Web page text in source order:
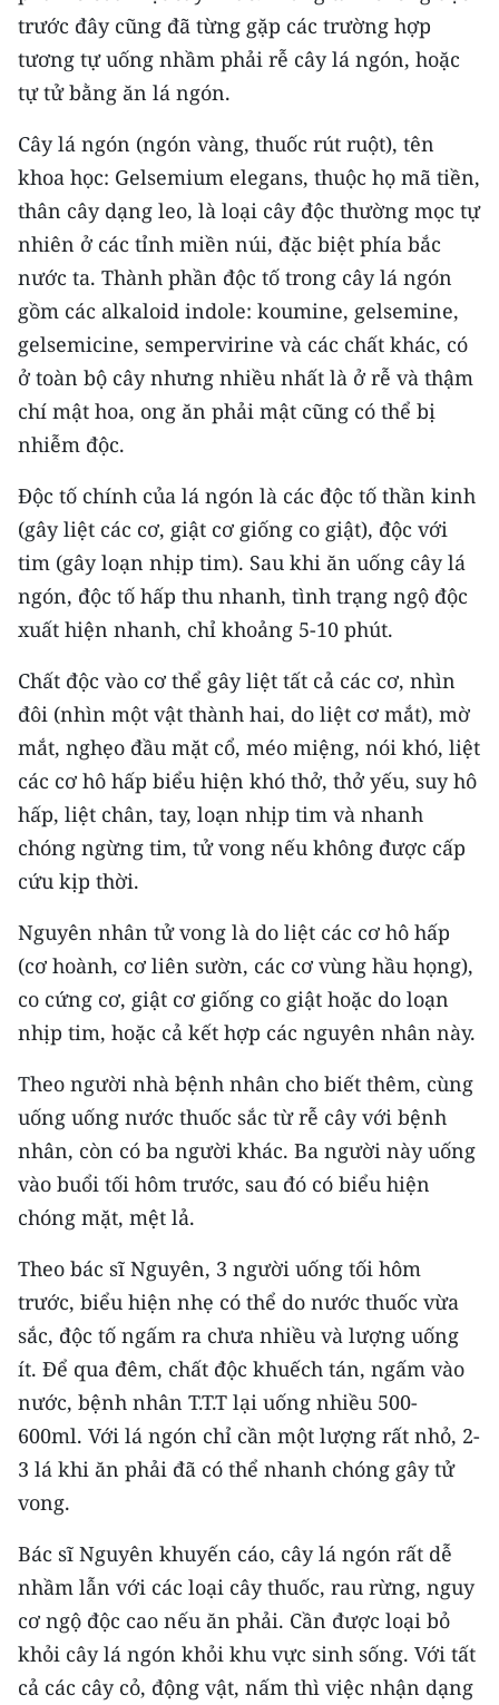
ENGLISH
中文
РУССКИЙ
ESPAÑOL
한국어
trước đây cũng đã từng gặp các trường hợp
tương tự uống nhầm phải rễ cây lá ngón, hoặc
tự tử bằng ăn lá ngón.
Cây lá ngón (ngón vàng, thuốc rút ruột), tên
khoa học: Gelsemium elegans, thuộc họ mã tiền,
thân cây dạng leo, là loại cây độc thường mọc tự
nhiên ở các tỉnh miền núi, đặc biệt phía bắc
nước ta. Thành phần độc tố trong cây lá ngón
gồm các alkaloid indole: koumine, gelsemine,
gelsemicine, sempervirine và các chất khác, có
ở toàn bộ cây nhưng nhiều nhất là ở rễ và thậm
chí mật hoa, ong ăn phải mật cũng có thể bị
nhiễm độc.
Độc tố chính của lá ngón là các độc tố thần kinh
(gây liệt các cơ, giật cơ giống co giật), độc với
tim (gây loạn nhịp tim). Sau khi ăn uống cây lá
ngón, độc tố hấp thu nhanh, tình trạng ngộ độc
xuất hiện nhanh, chỉ khoảng 5-10 phút.
Chất độc vào cơ thể gây liệt tất cả các cơ, nhìn
đôi (nhìn một vật thành hai, do liệt cơ mắt), mờ
mắt, nghẹo đầu mặt cổ, méo miệng, nói khó, liệt
các cơ hô hấp biểu hiện khó thở, thở yếu, suy hô
hấp, liệt chân, tay, loạn nhịp tim và nhanh
chóng ngừng tim, tử vong nếu không được cấp
cứu kịp thời.
Nguyên nhân tử vong là do liệt các cơ hô hấp
(cơ hoành, cơ liên sườn, các cơ vùng hầu họng),
co cứng cơ, giật cơ giống co giật hoặc do loạn
nhịp tim, hoặc cả kết hợp các nguyên nhân này.
Theo người nhà bệnh nhân cho biết thêm, cùng
uống uống nước thuốc sắc từ rễ cây với bệnh
nhân, còn có ba người khác. Ba người này uống
vào buổi tối hôm trước, sau đó có biểu hiện
chóng mặt, mệt lả.
Theo bác sĩ Nguyên, 3 người uống tối hôm
trước, biểu hiện nhẹ có thể do nước thuốc vừa
sắc, độc tố ngấm ra chưa nhiều và lượng uống
ít. Để qua đêm, chất độc khuếch tán, ngấm vào
nước, bệnh nhân T.T.T lại uống nhiều 500-
600ml. Với lá ngón chỉ cần một lượng rất nhỏ, 2-
3 lá khi ăn phải đã có thể nhanh chóng gây tử
vong.
Bác sĩ Nguyên khuyến cáo, cây lá ngón rất dễ
nhầm lẫn với các loại cây thuốc, rau rừng, nguy
cơ ngộ độc cao nếu ăn phải. Cần được loại bỏ
khỏi cây lá ngón khỏi khu vực sinh sống. Với tất
cả các cây cỏ, động vật, nấm thì việc nhận dạng